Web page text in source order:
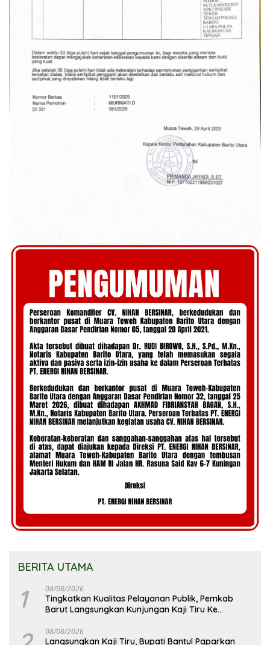
BERITA UTAMA
1 08/08/2026
Tingkatkan Kualitas Pelayanan Publik, Pemkab
Barut Langsungkan Kunjungan Kaji Tiru Ke
08/08/2026
Langsungkan Kaji Tiru, Bupati Bantul Paparkan